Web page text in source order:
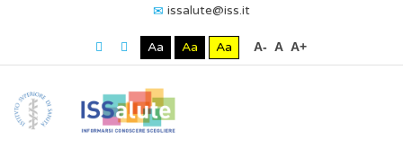
issalute@iss.it
Aa Aa Aa A- A A+